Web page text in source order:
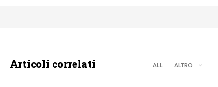
Articoli correlati ALL ALTRO